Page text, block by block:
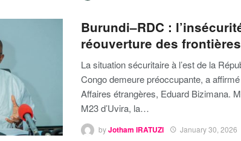
Burundi–RDC :
réouverture des frontières
La situation sécuritaire à l’est de la
Congo demeure préoccupante, a
Affaires étrangères, Eduard Bizimana.
M23 d’Uvira, la…
byJotham IRATUZI January 30, 2026